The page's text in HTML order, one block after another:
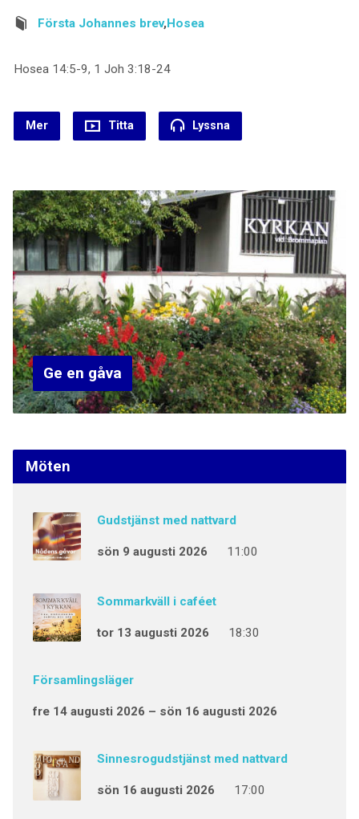
Första Johannes brev,Hosea
Hosea 14:5-9, 1 Joh 3:18-24
Mer Titta Lyssna
Ge en gåva
Möten
Gudstjänst med nattvard
sön 9 augusti 2026 11:00
Sommarkväll i caféet
tor 13 augusti 2026 18:30
Församlingsläger
fre 14 augusti 2026 – sön 16 augusti 2026
Sinnesrogudstjänst med nattvard
sön 16 augusti 2026 17:00